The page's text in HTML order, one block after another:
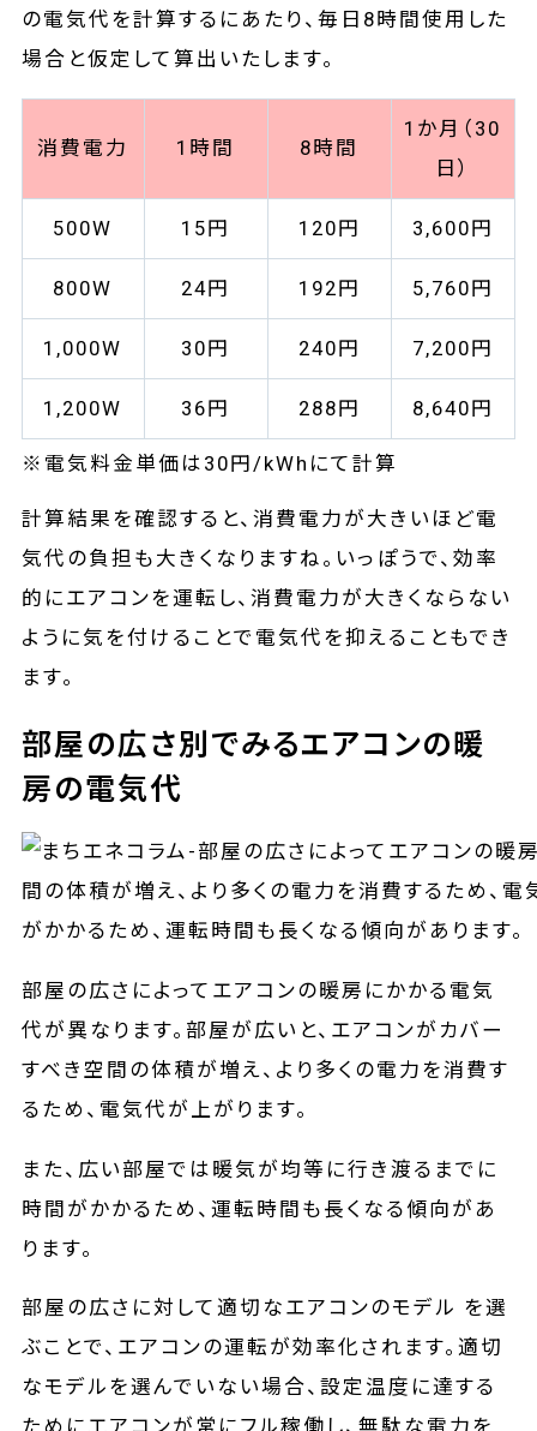
の電気代を計算するにあたり、毎日8時間使用した
場合と仮定して算出いたします。
消費電力 1時間 8時間
1か月（30
日）
500W 15円 120円 3,600円
800W 24円 192円 5,760円
1,000W 30円 240円 7,200円
1,200W 36円 288円 8,640円
※電気料金単価は30円/kWhにて計算
計算結果を確認すると、消費電力が大きいほど電
気代の負担も大きくなりますね。いっぽうで、効率
的にエアコンを運転し、消費電力が大きくならない
ように気を付けることで電気代を抑えることもでき
ます。
部屋の広さ別でみるエアコンの暖
房の電気代
部屋の広さによってエアコンの暖房にかかる電気
代が異なります。部屋が広いと、エアコンがカバー
すべき空間の体積が増え、より多くの電力を消費す
るため、電気代が上がります。
また、広い部屋では暖気が均等に行き渡るまでに
時間がかかるため、運転時間も長くなる傾向があ
ります。
部屋の広さに対して適切なエアコンのモデル を選
ぶことで、エアコンの運転が効率化されます。適切
なモデルを選んでいない場合、設定温度に達する